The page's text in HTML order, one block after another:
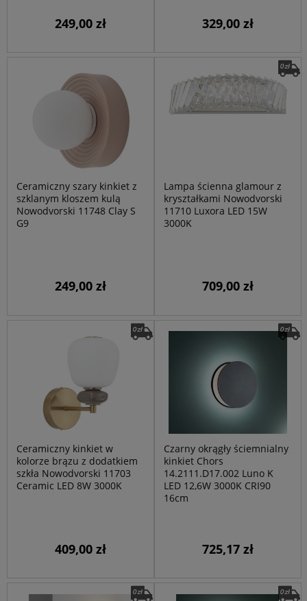
249,00 zł 329,00 zł
Ceramiczny szary kinkiet z
szklanym kloszem kulą
Nowodvorski 11748 Clay S
G9
249,00 zł
Lampa ścienna glamour z
kryształkami Nowodvorski
11710 Luxora LED 15W
3000K
709,00 zł
Ceramiczny kinkiet w
kolorze brązu z dodatkiem
szkła Nowodvorski 11703
Ceramic LED 8W 3000K
409,00 zł
Czarny okrągły ściemnialny
kinkiet Chors
14.2111.D17.002 Luno K
LED 12,6W 3000K CRI90
16cm
725,17 zł